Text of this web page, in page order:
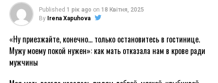
Published 1 рік ago on 18 Квітня, 2025
By Irena Xapuhova
«Ну приезжайте, конечно… только остановитесь в гостинице.
Мужу моему покой нужен»: как мать отказала нам в крове ради
мужчины